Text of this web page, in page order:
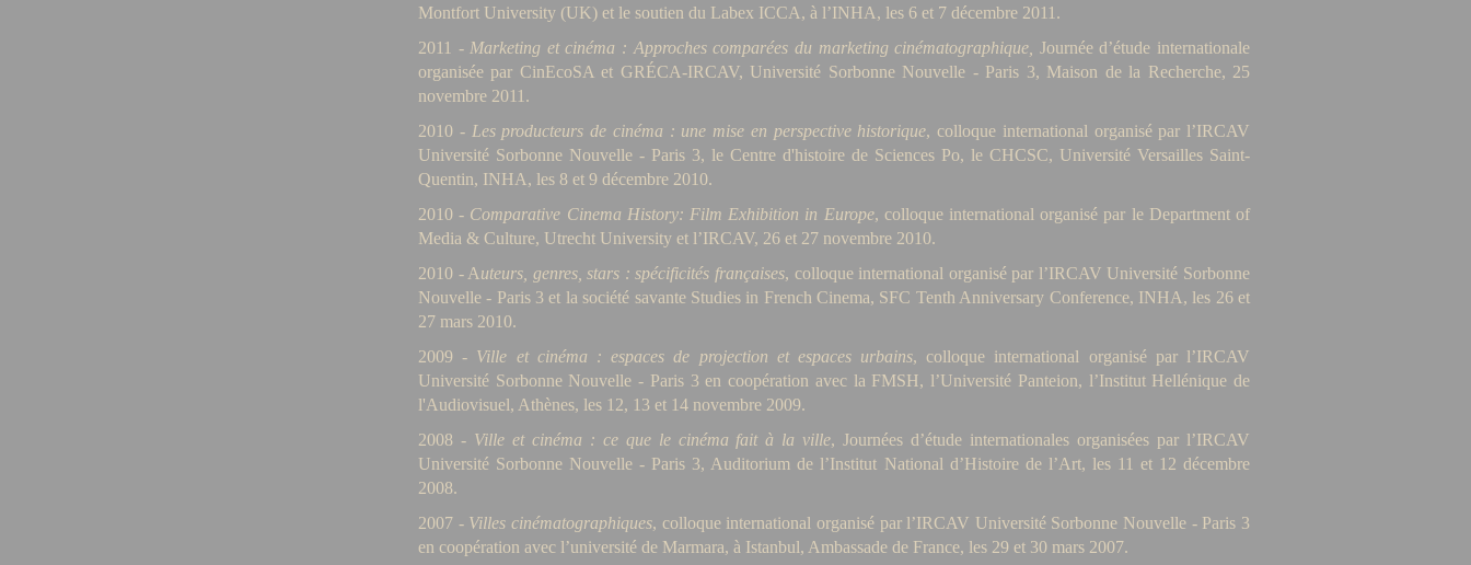
Montfort University (UK) et le soutien du Labex ICCA, à l’INHA, les 6 et 7 décembre 2011.
2011 - Marketing et cinéma : Approches comparées du marketing cinématographique, Journée d’étude internationale
organisée par CinEcoSA et GRÉCA-IRCAV, Université Sorbonne Nouvelle - Paris 3, Maison de la Recherche, 25
novembre 2011.
2010 - Les producteurs de cinéma : une mise en perspective historique, colloque international organisé par l’IRCAV
Université Sorbonne Nouvelle - Paris 3, le Centre d'histoire de Sciences Po, le CHCSC, Université Versailles Saint-
Quentin, INHA, les 8 et 9 décembre 2010.
2010 - Comparative Cinema History: Film Exhibition in Europe, colloque international organisé par le Department of
Media & Culture, Utrecht University et l’IRCAV, 26 et 27 novembre 2010.
2010 - Auteurs, genres, stars : spécificités françaises, colloque international organisé par l’IRCAV Université Sorbonne
Nouvelle - Paris 3 et la société savante Studies in French Cinema, SFC Tenth Anniversary Conference, INHA, les 26 et
27 mars 2010.
2009 - Ville et cinéma : espaces de projection et espaces urbains, colloque international organisé par l’IRCAV
Université Sorbonne Nouvelle - Paris 3 en coopération avec la FMSH, l’Université Panteion, l’Institut Hellénique de
l'Audiovisuel, Athènes, les 12, 13 et 14 novembre 2009.
2008 -Ville et cinéma : ce que le cinéma fait à la ville, Journées d’étude internationales organisées par l’IRCAV
Université Sorbonne Nouvelle - Paris 3, Auditorium de l’Institut National d’Histoire de l’Art, les 11 et 12 décembre
2008.
2007 - Villes cinématographiques, colloque international organisé par l’IRCAV Université Sorbonne Nouvelle - Paris 3
en coopération avec l’université de Marmara, à Istanbul, Ambassade de France, les 29 et 30 mars 2007.